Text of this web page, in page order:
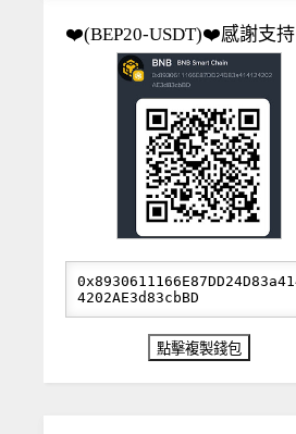
❤️(BEP20-USDT)❤️感謝支持